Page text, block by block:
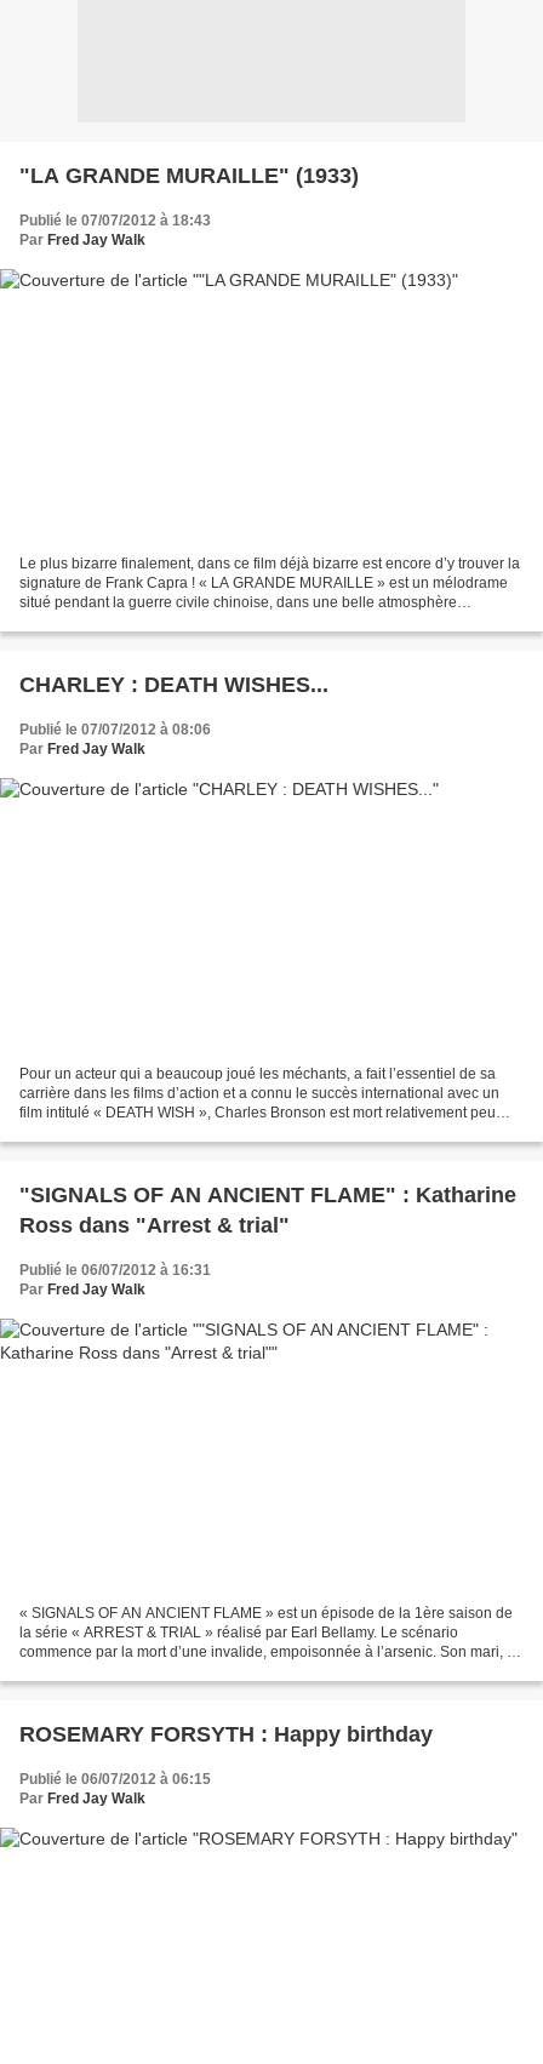
"LA GRANDE MURAILLE" (1933)
Publié le 07/07/2012 à 18:43
Par Fred Jay Walk
Le plus bizarre finalement, dans ce film déjà bizarre est encore d’y trouver la
signature de Frank Capra ! « LA GRANDE MURAILLE » est un mélodrame
situé pendant la guerre civile chinoise, dans une belle atmosphère
CHARLEY : DEATH WISHES...
Publié le 07/07/2012 à 08:06
Par Fred Jay Walk
Pour un acteur qui a beaucoup joué les méchants, a fait l’essentiel de sa
carrière dans les films d’action et a connu le succès international avec un
film intitulé « DEATH WISH », Charles Bronson est mort relativement peu
"SIGNALS OF AN ANCIENT FLAME" : Katharine
Ross dans "Arrest & trial"
Publié le 06/07/2012 à 16:31
Par Fred Jay Walk
« SIGNALS OF AN ANCIENT FLAME » est un épisode de la 1ère saison de
la série « ARREST & TRIAL » réalisé par Earl Bellamy. Le scénario
commence par la mort d’une invalide, empoisonnée à l’arsenic. Son mari, un
ROSEMARY FORSYTH : Happy birthday
Publié le 06/07/2012 à 06:15
Par Fred Jay Walk